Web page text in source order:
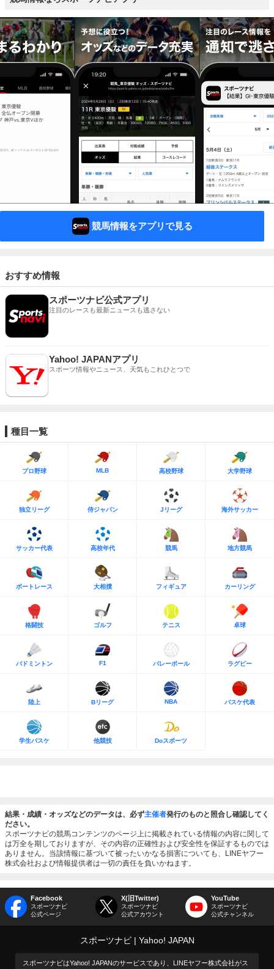
競馬情報をアプリで見る
おすすめ情報
スポーツナビ公式アプリ
注目のレースも最新ニュースも逃さない
Yahoo! JAPANアプリ
スポーツ情報やニュース、天気もこれひとつで
種目一覧
プロ野球 MLB 高校野球 大学野球
独立リーグ 侍ジャパン Jリーグ 海外サッカー
サッカー代表 高校年代 競馬 地方競馬
ボートレース 大相撲 フィギュア カーリング
格闘技 ゴルフ テニス 卓球
バドミントン F1 バレーボール ラグビー
陸上 Bリーグ NBA バスケ代表
学生バスケ 他競技 Doスポーツ
結果・成績・オッズなどのデータは、必ず主催者発行のものと照合し確認してく
ださい。
スポーツナビの競馬コンテンツのページ上に掲載されている情報の内容に関して
は万全を期しておりますが、その内容の正確性および安全性を保証するものでは
ありません。当該情報に基づいて被ったいかなる損害についても、LINEヤフー
株式会社および情報提供者は一切の責任を負いかねます。
Facebook
スポーツナビ
公式ページ
X(旧Twitter)
スポーツナビ
公式アカウント
YouTube
スポーツナビ
公式チャンネル
スポーツナビ Yahoo! JAPAN
スポーツナビはYahoo! JAPANのサービスであり、LINEヤフー株式会社がス